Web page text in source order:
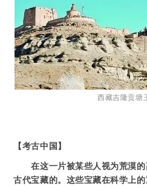
西藏吉隆贡塘
【考古中国】
在这一片被某些人视为荒漠的
古代宝藏的。这些宝藏在科学上